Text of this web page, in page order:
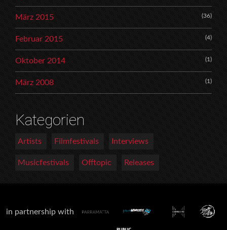
März 2015 (36)
Februar 2015 (4)
Oktober 2014 (1)
März 2008 (1)
Kategorien
Artists Filmfestivals Interviews
Musicfestivals Offtopic Releases
in partnership with